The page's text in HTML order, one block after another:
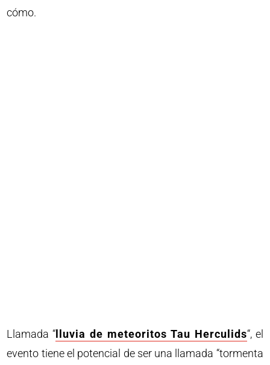
cómo.
Llamada “lluvia de meteoritos Tau Herculids“, el
evento tiene el potencial de ser una llamada “tormenta